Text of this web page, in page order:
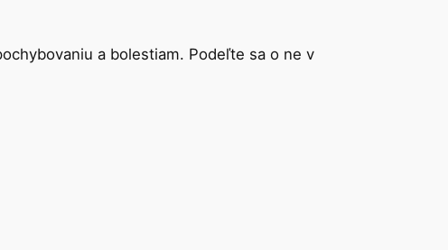
a bolestiam. Podeľte sa o ne v